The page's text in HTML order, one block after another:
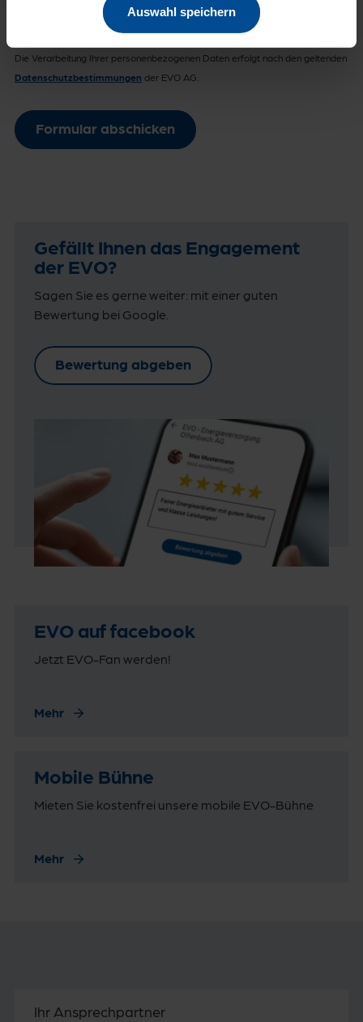
Auswahl speichern
Die Verarbeitung Ihrer personenbezogenen Daten erfolgt nach den geltenden
Datenschutzbestimmungen der EVO AG.
eVO-
BannerVerleih-
Formular abschicken
Gefällt Ihnen das Engagement
der EVO?
Sagen Sie es gerne weiter: mit einer guten
Bewertung bei Google.
Bewertung abgeben
EVO auf facebook
Jetzt EVO-Fan werden!
Mehr
Mobile Bühne
Mieten Sie kostenfrei unsere mobile EVO-Bühne
Mehr
Ihr Ansprechpartner